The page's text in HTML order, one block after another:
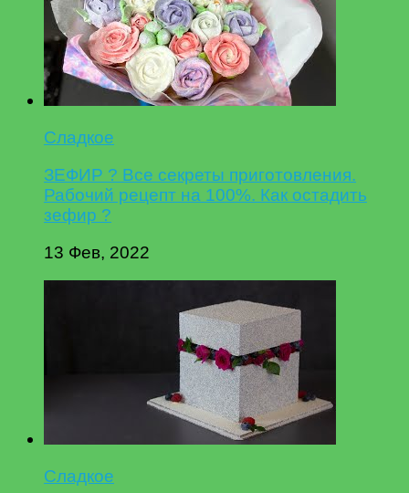
Сладкое
ЗЕФИР ? Все секреты приготовления.
Рабочий рецепт на 100%. Как остадить
зефир ?
13 Фев, 2022
Сладкое